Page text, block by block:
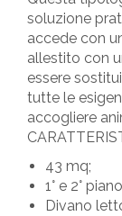
soluzione
accede con
allestito con
essere
tutte le
accogliere
43 mq;
1° e 2°
Divano